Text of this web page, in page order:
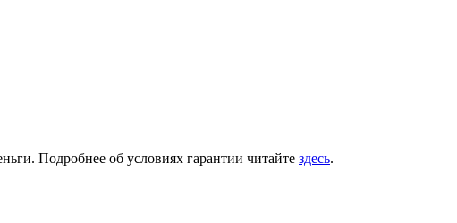
Подробнее об условиях гарантии читайте здесь.